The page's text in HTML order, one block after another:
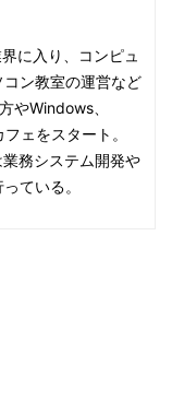
に入り、コンピュ
ン教室の運営など
やWindows、
ェをスタート。
務システム開発や
ている。